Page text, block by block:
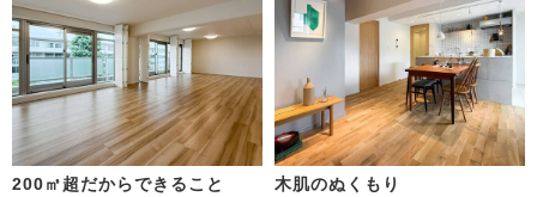
200㎡超だからできること 木肌のぬくもり